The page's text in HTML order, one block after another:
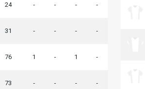
24 - - - -
31 - - - -
76 1 - 1 -
73 - - - -